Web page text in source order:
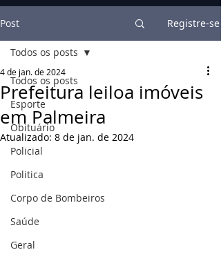
Post Registre-se
Todos os posts
Esporte
Obituário
Policial
Politica
Corpo de Bombeiros
Saúde
Geral
Todos os posts
Prefeitura leiloa imóveis
em Palmeira
4 de jan. de 2024
Atualizado: 8 de jan. de 2024